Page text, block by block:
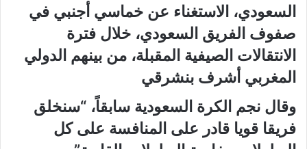
السعودي، الاستغناء عن خماسي أجنبي في
صفوف الفريق السعودي، خلال فترة
الانتقالات الصيفية المقبلة، من بينهم الدولي
المغربي أشرف بنشرقي
وقال نجم الكرة السعودية سابقاً، “سنخلق
فريقا قويا قادر على المنافسة على كل